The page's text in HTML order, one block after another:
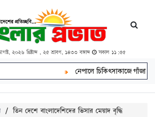
২০২৬ খ্রিষ্টাব্দ , ২৫ শ্রাবণ, ১৪৩৩ বঙ্গাব্দ সকাল ১১:৫৫
নেপালে চিকিৎসাকাজে গাঁজা বৈধ,
/ তিন দেশে বাংলাদেশিদের ভিসার মেয়াদ বৃদ্ধি